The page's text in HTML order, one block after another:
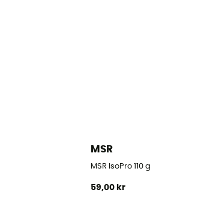
MSR
MSR IsoPro 110 g
59,00 kr